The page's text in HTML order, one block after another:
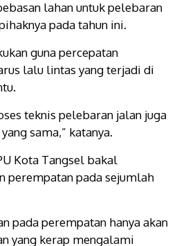
lahan untuk pelebaran
pada tahun ini.
guna percepatan
lalu lintas yang terjadi di
teknis pelebaran jalan juga
sama,” katanya.
Kota Tangsel bakal
perempatan pada sejumlah
pada perempatan hanya akan
yang kerap mengalami